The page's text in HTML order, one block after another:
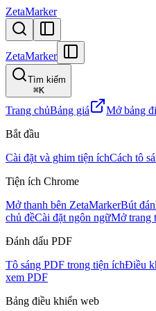
ZetaMarker
ZetaMarker
Tìm kiếm
⌘K
Trang chủBảng giá Mở bảng
Bắt đầu
Cài đặt và ghim tiện íchCách tô
Tiện ích Chrome
Mở thanh bên ZetaMarkerBút
chủ đềCài đặt ngôn ngữMở trang
Đánh dấu PDF
Tô sáng PDF trong tiện íchĐiều
xem PDF
Bảng điều khiển web